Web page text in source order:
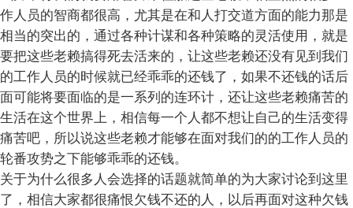
作人员的智商都很高，尤其是在和人打交道方面的能力那是
相当的突出的，通过各种计谋和各种策略的灵活使用，就是
要把这些老赖搞得死去活来的，让这些老赖还没有见到我们
的工作人员的时候就已经乖乖的还钱了，如果不还钱的话后
面可能将要面临的是一系列的连环计，还让这些老赖痛苦的
生活在这个世界上，相信每一个人都不想让自己的生活变得
痛苦吧，所以说这些老赖才能够在面对我们的的工作人员的
轮番攻势之下能够乖乖的还钱。
关于为什么很多人会选择的话题就简单的为大家讨论到这里
了，相信大家都很痛恨欠钱不还的人，以后再面对这种欠钱